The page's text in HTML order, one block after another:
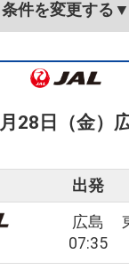
条件を変更する▼
28日（金）
出発
広島
07:35